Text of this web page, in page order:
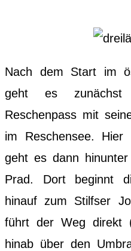
Nach dem Start im
geht es
Reschenpass mit
im Reschensee. Hier
geht es dann
Prad. Dort beginnt
hinauf zum Stilfser
führt der Weg direkt
hinab über den